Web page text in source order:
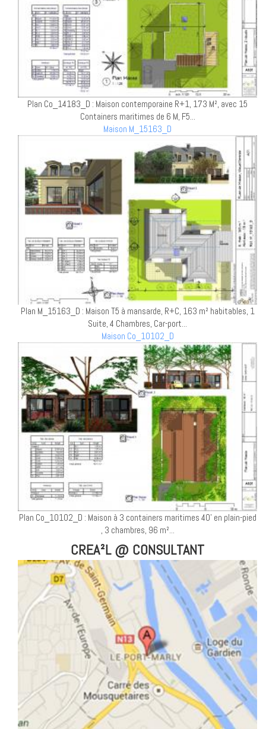
Plan Co_14183_D : Maison contemporaine R+1, 173 M², avec 15
Containers maritimes de 6 M, F5...
Maison M_15163_D
Plan M_15163_D : Maison T5 à mansarde, R+C, 163 m² habitables, 1
Suite, 4 Chambres, Car-port...
Maison Co_10102_D
Plan Co_10102_D : Maison à 3 containers maritimes 40' en plain-pied
, 3 chambres, 96 m²...
CREA²L @ CONSULTANT